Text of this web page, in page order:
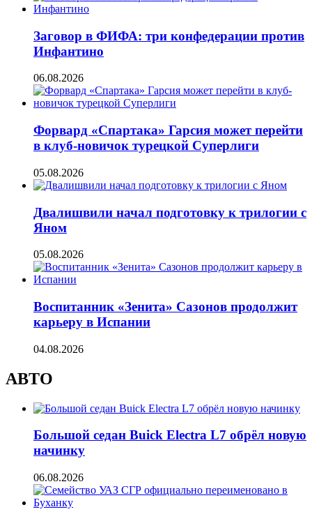
Заговор в ФИФА: три конфедерации против
Инфантино
06.08.2026
Форвард «Спартака» Гарсия может перейти
в клуб-новичок турецкой Суперлиги
05.08.2026
Двалишвили начал подготовку к трилогии с
Яном
05.08.2026
Воспитанник «Зенита» Сазонов продолжит
карьеру в Испании
04.08.2026
АВТО
Большой седан Buick Electra L7 обрёл новую
начинку
06.08.2026